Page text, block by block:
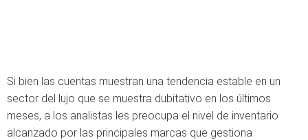
Si bien las cuentas muestran una tendencia estable en un
sector del lujo que se muestra dubitativo en los últimos
meses, a los analistas les preocupa el nivel de inventario
alcanzado por las principales marcas que gestiona